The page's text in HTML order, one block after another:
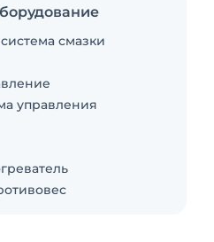
самый
среди кранов этого
грузоподъемность. Это
транспортные
кран можно
обычно требуется 5-
логистикой.
идеально
смазки
управления